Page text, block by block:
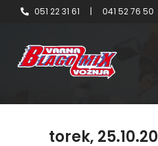
051 22 31 61 | 041 52 76 50
torek,